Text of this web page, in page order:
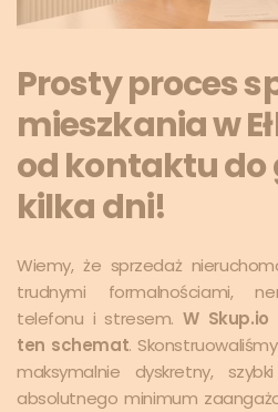
Prosty proces
mieszkania w
od kontaktu do
kilka dni!
Wiemy, że sprzedaż
trudnymi formalnościami,
telefonu i stresem.W
ten schemat.
maksymalnie dyskretny,
absolutnego minimum